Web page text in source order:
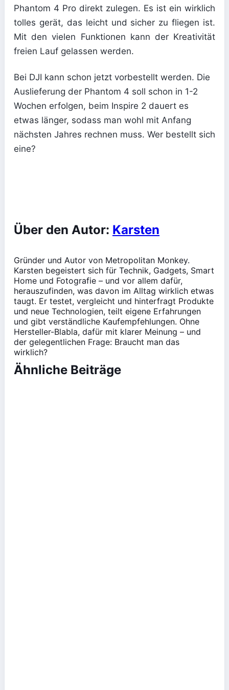
Phantom 4 Pro direkt zulegen. Es ist ein wirklich
tolles gerät, das leicht und sicher zu fliegen ist.
Mit den vielen Funktionen kann der Kreativität
freien Lauf gelassen werden.
Bei DJI kann schon jetzt vorbestellt werden. Die
Auslieferung der Phantom 4 soll schon in 1-2
Wochen erfolgen, beim Inspire 2 dauert es
etwas länger, sodass man wohl mit Anfang
nächsten Jahres rechnen muss. Wer bestellt sich
eine?
Über den Autor: Karsten
Gründer und Autor von Metropolitan Monkey.
Karsten begeistert sich für Technik, Gadgets, Smart
Home und Fotografie – und vor allem dafür,
herauszufinden, was davon im Alltag wirklich etwas
taugt. Er testet, vergleicht und hinterfragt Produkte
und neue Technologien, teilt eigene Erfahrungen
und gibt verständliche Kaufempfehlungen. Ohne
Hersteller-Blabla, dafür mit klarer Meinung – und
der gelegentlichen Frage: Braucht man das
wirklich?
Ähnliche Beiträge